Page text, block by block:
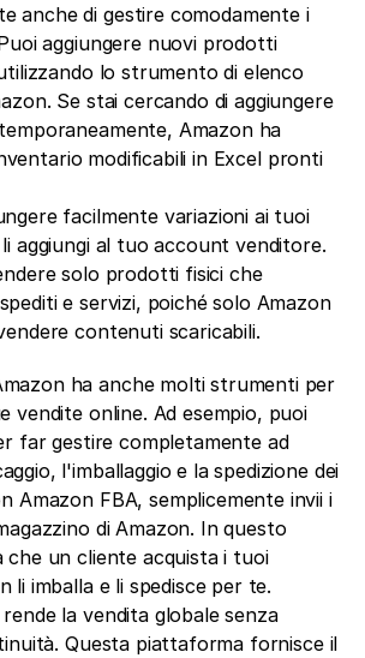
anche di gestire comodamente i
aggiungere nuovi prodotti
lo strumento di elenco
Se stai cercando di aggiungere
Amazon ha
modificabili in Excel pronti
facilmente variazioni ai tuoi
aggiungi al tuo account venditore.
solo prodotti fisici che
e servizi, poiché solo Amazon
contenuti scaricabili.
ha anche molti strumenti per
vendite online. Ad esempio, puoi
far gestire completamente ad
l'imballaggio e la spedizione dei
Amazon FBA, semplicemente invii i
di Amazon. In questo
che un cliente acquista i tuoi
li imballa e li spedisce per te.
la vendita globale senza
Questa piattaforma fornisce il